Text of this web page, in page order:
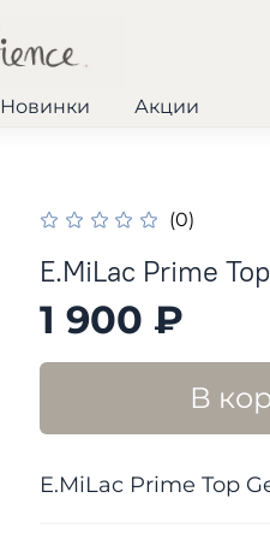
Новинки Акции
(0)
E.MiLac Prime
1 900 ₽
В
E.MiLac Prime Top